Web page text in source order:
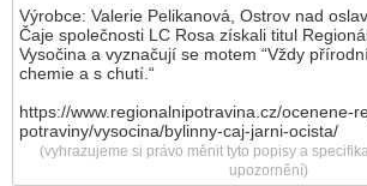
Výrobce: Valerie Pelikanová, Ostrov nad
Čaje společnosti LC Rosa získali titul
Vysočina a vyznačují se motem “Vždy
chemie a s chutí.“
https://www.regionalnipotravina.cz/ocenene-
potraviny/vysocina/bylinny-caj-jarni-ocista/
(vyhrazujeme si právo měnit tyto popisy a
upozornění)